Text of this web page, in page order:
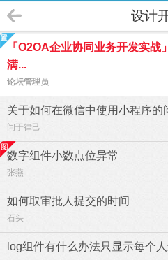
设计
「O2OA企业协同业务开发实
满...
论坛管理员
关于如何在微信中使用小程序的
闫于律己
数字组件小数点位异常
张燕
如何取审批人提交的时间
石头
log组件有什么办法只显示每个